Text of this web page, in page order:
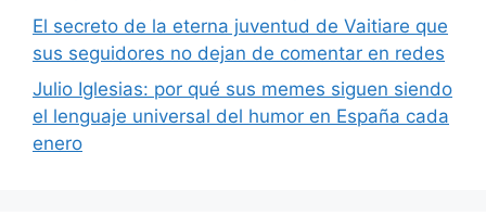
El secreto de la eterna juventud de Vaitiare que
sus seguidores no dejan de comentar en redes
Julio Iglesias: por qué sus memes siguen siendo
el lenguaje universal del humor en España cada
enero